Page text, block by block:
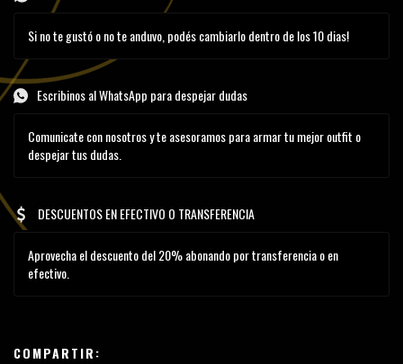
Si no te gustó o no te anduvo, podés cambiarlo dentro de los 10 dias!
Escribinos al WhatsApp para despejar dudas
Comunicate con nosotros y te asesoramos para armar tu mejor outfit o
despejar tus dudas.
DESCUENTOS EN EFECTIVO O TRANSFERENCIA
Aprovecha el descuento del 20% abonando por transferencia o en
efectivo.
COMPARTIR: